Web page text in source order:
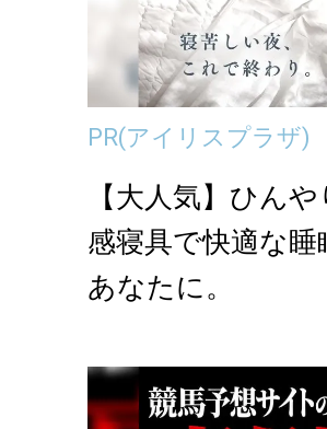
PR(アイリスプラザ)
【大人気】ひん
感寝具で快適な睡
あなたに。